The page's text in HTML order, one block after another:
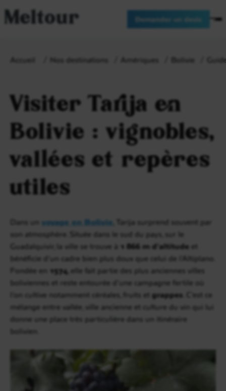
Meltour Demander un devis
Accueil Nos destinations Amériques Bolivie
Visiter Tarija en
Bolivie : vignobles,
vallées et repères
utiles
Dans un voyage en Bolivie , Tarija surprend souvent par
son atmosphère. Située dans le sud du pays, sur le
Guadalquivir, la ville se trouve à 1 866 m d’altitude et
bénéficie d’un cadre bien plus doux que celui de l’Altiplano.
Fondée en
1574 , elle fait partie des plus anciennes villes
boliviennes et reste entourée d’une campagne fertile où
l’on cultive notamment céréales, fruits et grappes . C’est ce
mélange entre vallée, ville ancienne et culture du vin qui lui
donne une place très particulière dans un itinéraire
bolivien.